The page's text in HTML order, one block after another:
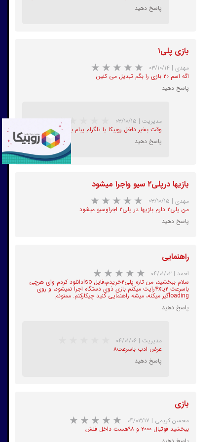
★★ ★ ★★
★★★★★
★★★★
پاسخ دهید
بازی پلی۱
مهدی | ۰۳/۱۰/۱۴
اگه اسم ۲۰ بازی را بگم تبدیل می کنین
پاسخ دهید
مدیریت | ۰۳/۱۰/۱۵
وقت بخیر داخل روبیکا یا تلگرام پیام بفرستید
پاسخ دهید
بازیها درپلی۲ سیو واجرا میشود
مهدی | ۰۳/۱۰/۱۵
من پلی۲ دارم بازیها در پلی۲ اجراوسیو میشود
پاسخ دهید
راهنمایی
احمد | ۰۴/۰۱/۰۲
سلام ببخشید، من تازه پلی۲خریدم،فایل isoدانلود کردم وای هرچی
باسرعت ۲یا۴xرایت میکنم بازی ذوی دستگاه اجرا نمیشود، و روی
loadingگیر میکنه، میشه راهنمایی کنید چیکارکنم. ممنونم
پاسخ دهید
مدیریت | ۰۴/۰۱/۰۶
عرض ادب باسرعت8
پاسخ دهید
بازی
محسن کریمی | ۰۴/۰۳/۱۷
ببخشید فوتبال ۲۰۰۰ و ۹۸هست داخل فلش